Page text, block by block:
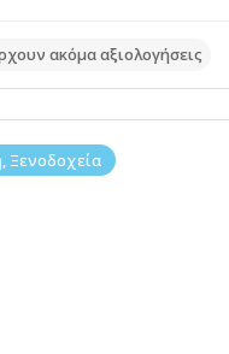
Ξενοδοχεία